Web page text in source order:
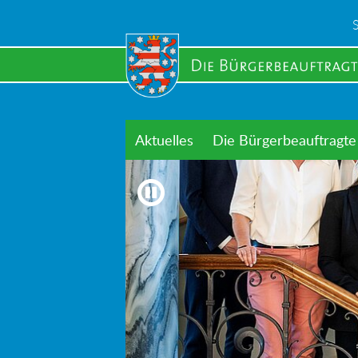
main
Aktuelles Die Bürgerbeauftragte